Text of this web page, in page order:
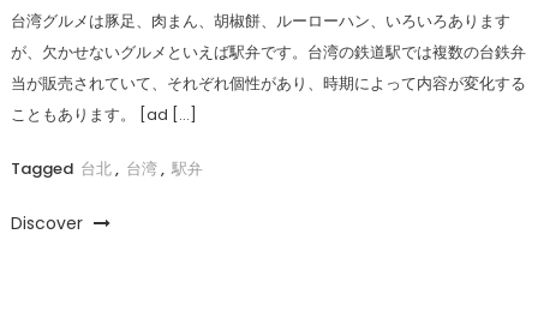
台湾グルメは豚足、肉まん、胡椒餅、ルーローハン、いろいろあります
が、欠かせないグルメといえば駅弁です。台湾の鉄道駅では複数の台鉄弁
当が販売されていて、それぞれ個性があり、時期によって内容が変化する
こともあります。 [ad […]
Tagged 台北, 台湾, 駅弁
Discover